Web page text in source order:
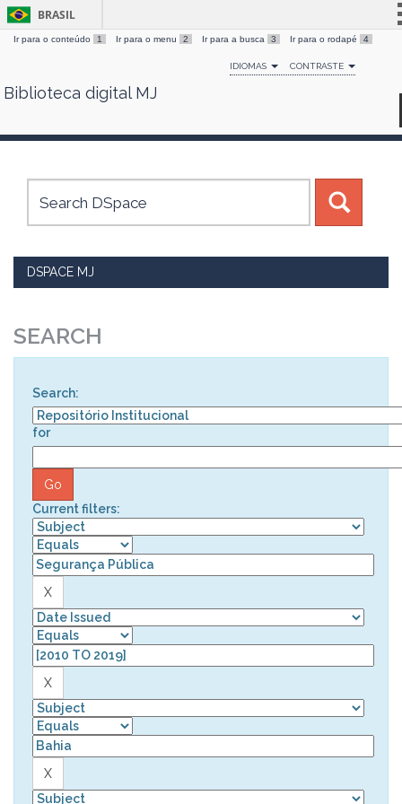
Skip
BRASIL
Simplifique!
Comunica BR
Canais
Ir para o conteúdo 1 Ir para o menu 2 Ir para a busca 3 Ir para o rodapé 4
IDIOMAS CONTRASTE
Biblioteca digital MJ
DSPACE MJ
SEARCH
Search:
for
Current filters: